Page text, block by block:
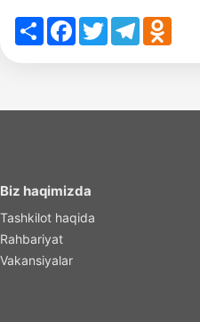
ShareFacebook
TwitterTelegram
Biz haqimizda
Tashkilot haqida
Rahbariyat
Vakansiyalar